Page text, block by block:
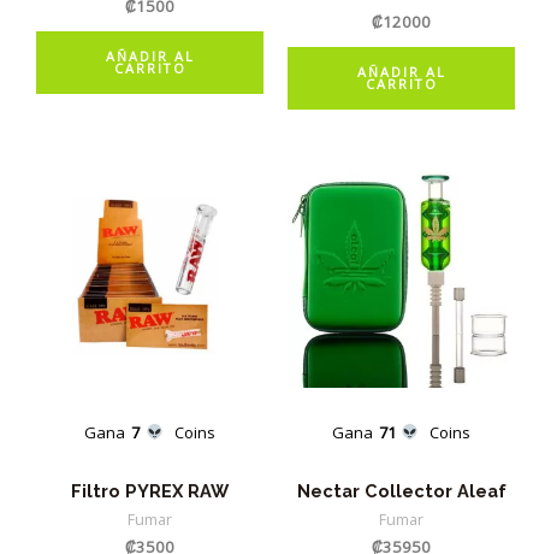
₡1500
AÑADIR AL
CARRITO
₡12000
AÑADIR AL
CARRITO
Gana 7 Coins
Filtro PYREX RAW
Fumar
₡3500
Gana 71 Coins
Nectar Collector Aleaf
Fumar
₡35950